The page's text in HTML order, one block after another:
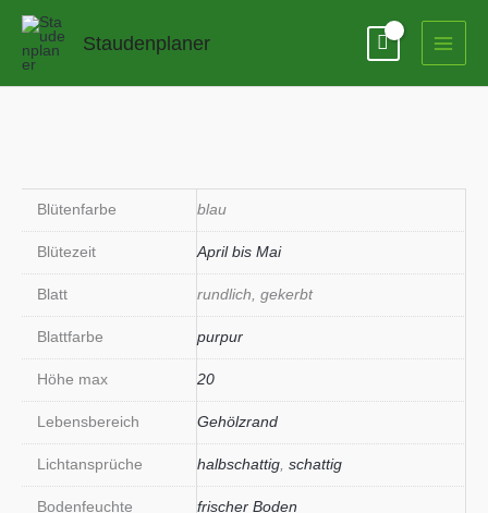
Zum
springen
Staudenplaner
Blütenfarbe blau
Blütezeit April bis Mai
Blatt rundlich, gekerbt
Blattfarbe purpur
Höhe max 20
Lebensbereich Gehölzrand
Lichtansprüche halbschattig schattig
Bodenfeuchte frischer Boden